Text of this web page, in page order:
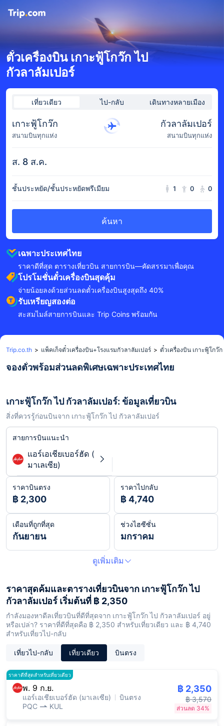
ตั๋วเครื่องบิน เกาะฟู้โกว๊ก ไป
กัวลาลัมเปอร์
เที่ยวเดียว ไป-กลับ เดินทางหลายเมือง
เกาะฟู้โกว๊ก
สนามบินทุกแห่ง
กัวลาลัมเปอร์
สนามบินทุกแห่ง
ส. 8 ส.ค.
ชั้นประหยัด/ชั้นประหยัดพรีเมียม 1 0 0
ค้นหา
เฉพาะประเทศไทย
ราคาดีที่สุด ตารางเที่ยวบิน สายการบิน—คัดสรรมาเพื่อคุณ
โปรโมชั่นตั๋วเครื่องบินสุดคุ้ม
จ่ายน้อยลงด้วยส่วนลดตั๋วเครื่องบินสูงสุดถึง 40%
รับเหรียญสองต่อ
สะสมไมล์สายการบินและ Trip Coins พร้อมกัน
Trip.co.th > แพ็คเก็จตั๋วเครื่องบิน+โรงแรมกัวลาลัมเปอร์ > ตั๋วเครื่องบิน เกาะฟู้โกว๊
จองตั๋วพร้อมส่วนลดพิเศษเฉพาะประเทศไทย
เกาะฟู้โกว๊ก ไป กัวลาลัมเปอร์: ข้อมูลเที่ยวบิน
สิ่งที่ควรรู้ก่อนบินจาก เกาะฟู้โกว๊ก ไป กัวลาลัมเปอร์
สายการบินแนะนำ
แอร์เอเชียเบอร์ฮัด (
มาเลเซีย)
ราคาบินตรง
฿ 2,300
ราคาไปกลับ
฿ 4,740
เดือนที่ถูกที่สุด
กันยายน
ช่วงไฮซีซั่น
มกราคม
ดูเพิ่มเติม
ราคาสุดค้มและตารางเที่ยวบินจาก เกาะฟู้โกว๊ก ไป
กัวลาลัมเปอร์ เริ่มต้นที่ ฿ 2,350
กำลังมองหาดีลเที่ยวบินที่ดีที่สุดจาก เกาะฟู้โกว๊ก ไป กัวลาลัมเปอร์ อยู่
หรือเปล่า? ราคาที่ดีที่สุดคือ ฿ 2,350 สำหรับเที่ยวเดียว และ ฿ 4,740
สำหรับเที่ยวไป-กลับ
เที่ยวไป-กลับ เที่ยวเดียว บินตรง
ราคาดีที่สุดสำหรับเที่ยวเดียว
พ. 9 ก.ย.
แอร์เอเชียเบอร์ฮัด (มาเลเซีย)
บินตรง
PQC
KUL
฿ 2,350
฿ 3,570
ส่วนลด 34%